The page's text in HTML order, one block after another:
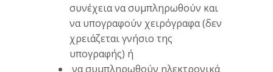
συνέχεια να συμπληρωθούν και
να υπογραφούν χειρόγραφα (δεν
χρειάζεται γνήσιο της
υπογραφής) ή
να συμπληρωθούν ηλεκτρονικά